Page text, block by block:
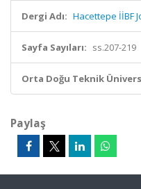
Dergi Adı: Hacettepe İİBF
Sayfa Sayıları: ss.207-219
Orta Doğu Teknik
Paylaş